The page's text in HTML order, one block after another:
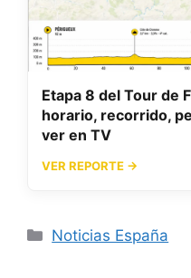
Etapa 8 del Tour de
horario, recorrido,
ver en TV
VER REPORTE →
Categorías
Noticias España